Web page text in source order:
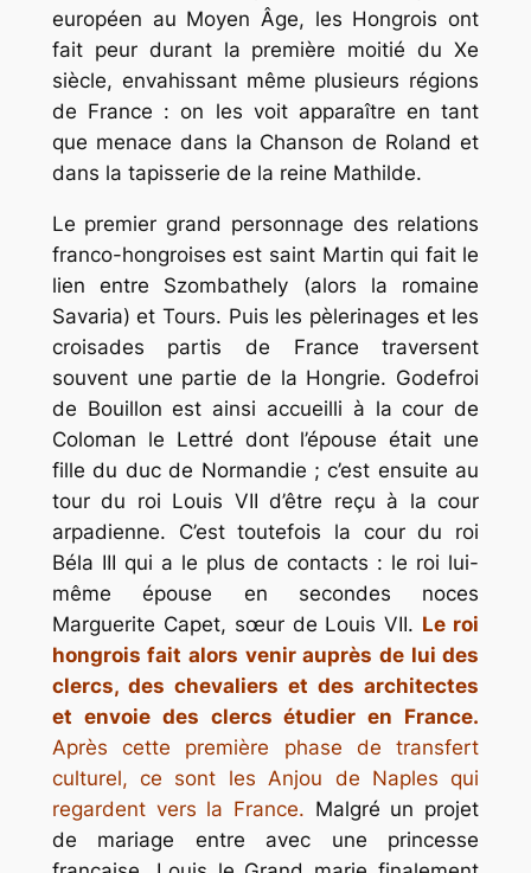
européen au Moyen Âge, les Hongrois ont
fait peur durant la première moitié du Xe
siècle, envahissant même plusieurs régions
de France : on les voit apparaître en tant
que menace dans la Chanson de Roland et
dans la tapisserie de la reine Mathilde.
Le premier grand personnage des relations
franco-hongroises est saint Martin qui fait le
lien entre Szombathely (alors la romaine
Savaria) et Tours. Puis les pèlerinages et les
croisades partis de France traversent
souvent une partie de la Hongrie. Godefroi
de Bouillon est ainsi accueilli à la cour de
Coloman le Lettré dont l’épouse était une
fille du duc de Normandie ; c’est ensuite au
tour du roi Louis VII d’être reçu à la cour
arpadienne. C’est toutefois la cour du roi
Béla III qui a le plus de contacts : le roi lui-
même épouse en secondes noces
Marguerite Capet, sœur de Louis VII. Le roi
hongrois fait alors venir auprès de lui des
clercs, des chevaliers et des architectes
et envoie des clercs étudier en France.
Après cette première phase de transfert
culturel, ce sont les Anjou de Naples qui
regardent vers la France. Malgré un projet
de mariage entre avec une princesse